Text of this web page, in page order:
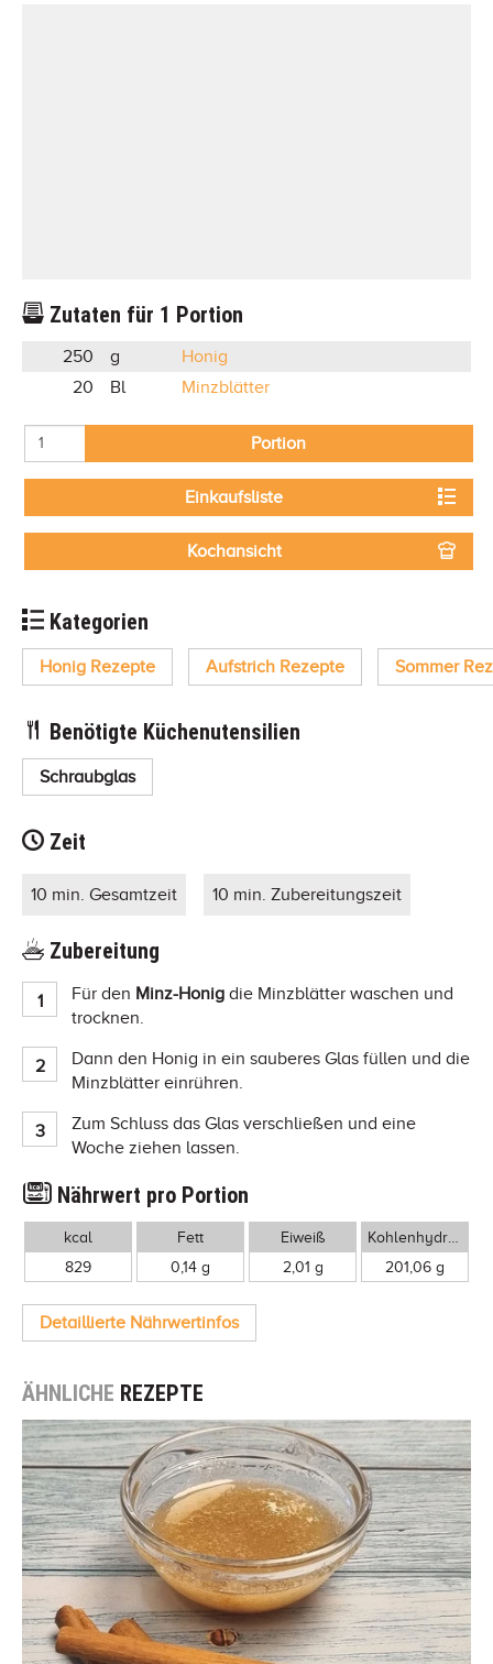
Zutaten für 1 Portion
250 g
Honig
20
Bl Minzblätter
Portion
Einkaufsliste
Kochansicht
Kategorien
Honig Rezepte Aufstrich Rezepte Sommer
Benötigte Küchenutensilien
Schraubglas
Zeit
10 min. Gesamtzeit 10 min. Zubereitungszeit
Zubereitung
Für den Minz-Honig die Minzblätter waschen und
trocknen.
Dann den Honig in ein sauberes Glas füllen und die
Minzblätter einrühren.
Zum Schluss das Glas verschließen und eine
Woche ziehen lassen.
Nährwert pro Portion
kcal
829
Fett
0,14 g
Eiweiß
2,01 g
201,06 g
Detaillierte Nährwertinfos
ÄHNLICHE REZEPTE